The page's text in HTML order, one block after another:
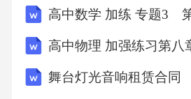
1.甲方未按约定支付聘任报酬
违约金，违约金数额为未支付
高中物理 加强练习第
舞台灯光音响租赁合同